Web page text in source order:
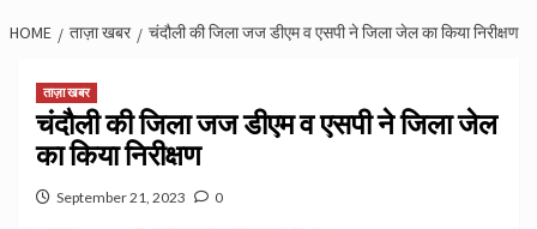
HOME ताज़ा खबर चंदौली की जिला जज डीएम व एसपी ने जिला जेल का किया निरीक्षण
ताज़ा खबर
चंदौली की जिला जज डीएम व एसपी ने जिला जेल
का किया निरीक्षण
September 21, 2023 0